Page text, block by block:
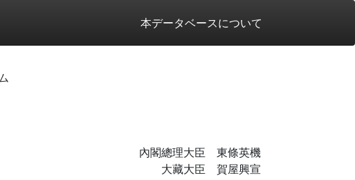
本データベースについて
內閣總理大臣 東條英機
大藏大臣 賀屋興宣